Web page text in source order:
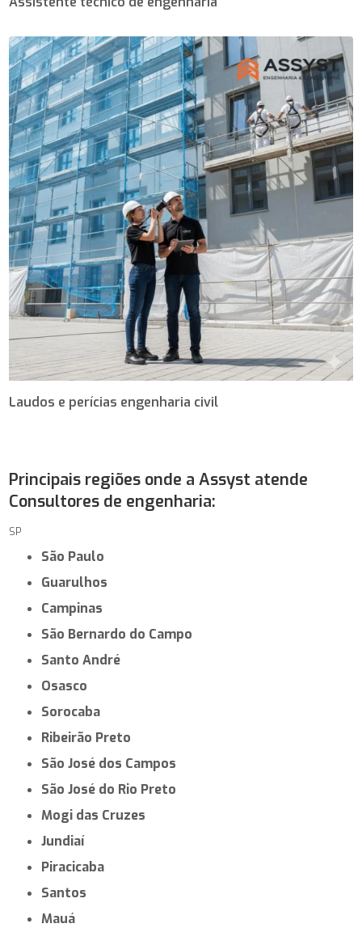
Laudos e perícias engenharia civil
Principais regiões onde a Assyst atende
Consultores de engenharia:
SP
São Paulo
Guarulhos
Campinas
São Bernardo do Campo
Santo André
Osasco
Sorocaba
Ribeirão Preto
São José dos Campos
São José do Rio Preto
Mogi das Cruzes
Jundiaí
Piracicaba
Santos
Mauá